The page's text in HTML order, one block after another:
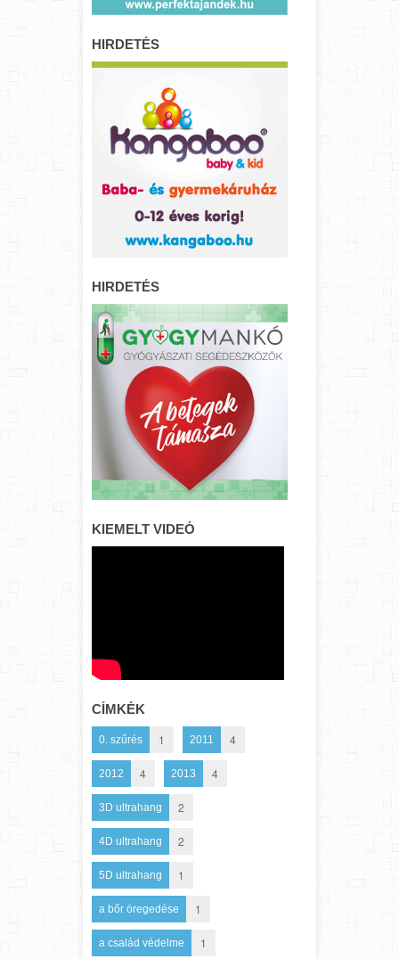
HIRDETÉS
HIRDETÉS
KIEMELT VIDEÓ
CÍMKÉK
0. szűrés 1 2011 4
2012 4 2013 4
3D ultrahang 2
4D ultrahang 2
5D ultrahang 1
a bőr öregedése 1
a család védelme 1